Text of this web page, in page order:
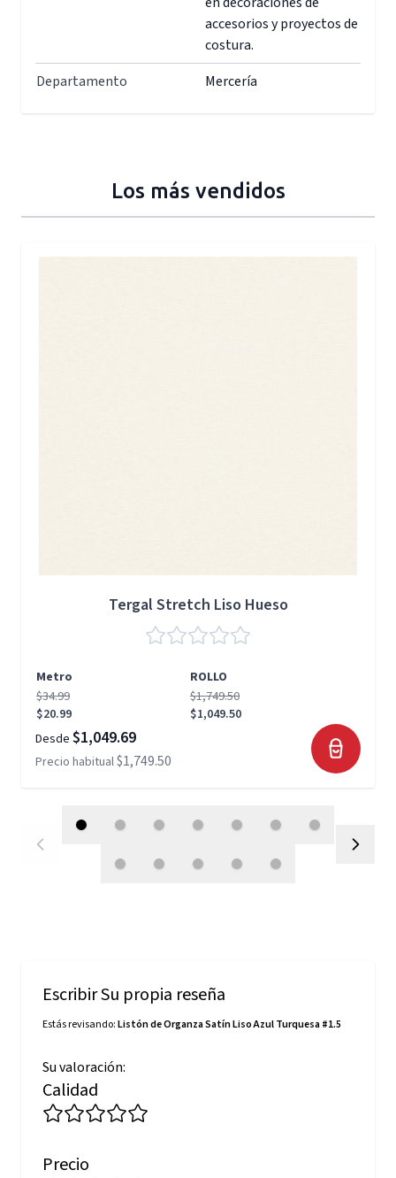
accesorios y proyectos de
costura.
Departamento
Mercería
Los más vendidos
Tergal Stretch Liso Hueso
Metro
ROLLO
$34.99
$20.99
$1,749.50
$1,049.50
Desde $1,049.69
Precio habitual$1,749.50
Escribir Su propia reseña
Estás revisando:Listón de Organza Satín Liso Azul Turquesa #1.5
Su valoración:
Calidad
Precio